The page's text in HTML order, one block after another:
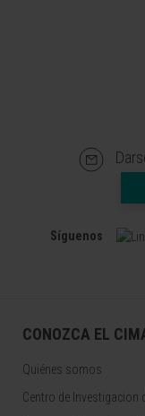
Síguenos
CONOZCA EL
Quiénes somos
Centro de Investigacion